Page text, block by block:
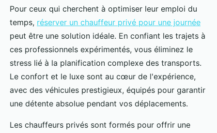
Pour ceux qui cherchent à optimiser leur emploi du
temps, réserver un chauffeur privé pour une journée
peut être une solution idéale. En confiant les trajets à
ces professionnels expérimentés, vous éliminez le
stress lié à la planification complexe des transports.
Le confort et le luxe sont au cœur de l'expérience,
avec des véhicules prestigieux, équipés pour garantir
une détente absolue pendant vos déplacements.
Les chauffeurs privés sont formés pour offrir une